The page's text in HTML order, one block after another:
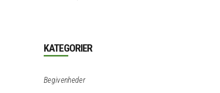
KATEGORIER
Begivenheder